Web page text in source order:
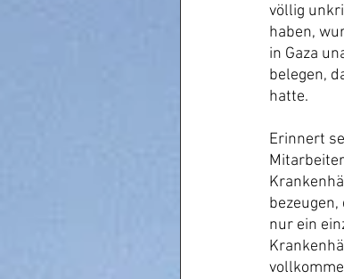
völlig
haben,
in Gaza
belegen,
hatte.
Erinnert
nur ein